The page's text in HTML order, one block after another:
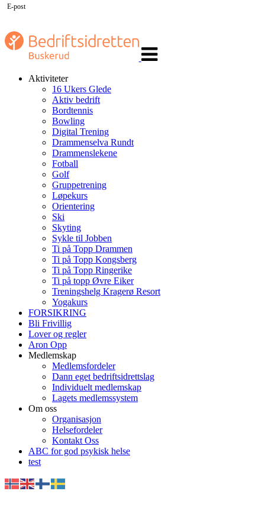
navigasjon
Aktiviteter
16 Ukers Glede
Aktiv bedrift
Bordtennis
Bowling
Digital Trening
Drammenselva Rundt
Drammenslekene
Fotball
Golf
Gruppetrening
Løpekurs
Orientering
Ski
Skyting
Sykle til Jobben
Ti på Topp Drammen
Ti på Topp Kongsberg
Ti på Topp Ringerike
Ti på topp Øvre Eiker
Treningshelg Kragerø Resort
Yogakurs
FORSIKRING
Bli Frivillig
Lover og regler
Aron Opp
Medlemskap
Medlemsfordeler
Dann eget bedriftsidrettslag
Individuelt medlemskap
Lagets medlemssystem
Om oss
Organisasjon
Helsefordeler
Kontakt Oss
ABC for god psykisk helse
test
E-post